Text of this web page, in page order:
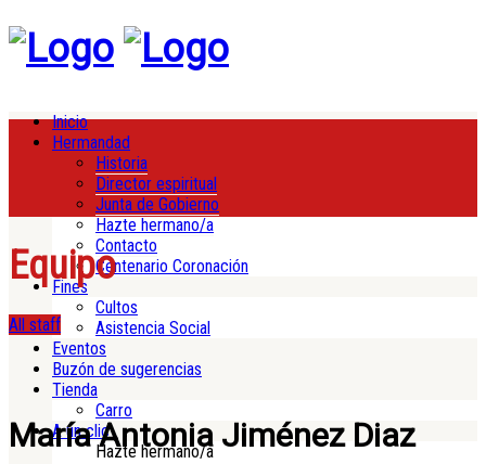
Inicio
Hermandad
Historia
Director espiritual
Junta de Gobierno
Hazte hermano/a
Contacto
Centenario Coronación
Fines
Cultos
Asistencia Social
Eventos
Buzón de sugerencias
Tienda
Carro
A un clic
Hazte hermano/a
Equipo
All staff
María Antonia Jiménez Diaz